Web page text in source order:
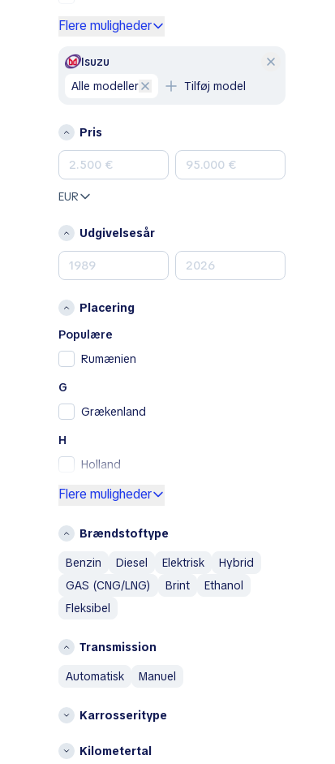
GMC
Honda
Land Rover
Mercedes-Benz
MINI
Mitsubishi
Opel
Peugeot
Porsche
Skoda
Toyota
Volvo
A
Abarth
AM General
Aston Martin
Austin Healey
Avatr
Flere muligheder
Isuzu
alle modeller
Tilføj model
Pris
EUR
Udgivelsesår
Placering
Populære
Rumænien
G
Grækenland
H
Holland
I
Ø
Østrig
S
Spanien
Andre
Flere muligheder
Brændstoftype
Benzin
Diesel Elektrisk
Hybrid
GAS (CNG/LNG)
Brint
Ethanol
Fleksibel
Transmission
automatisk
manuel
Karrosseritype
Kilometertal